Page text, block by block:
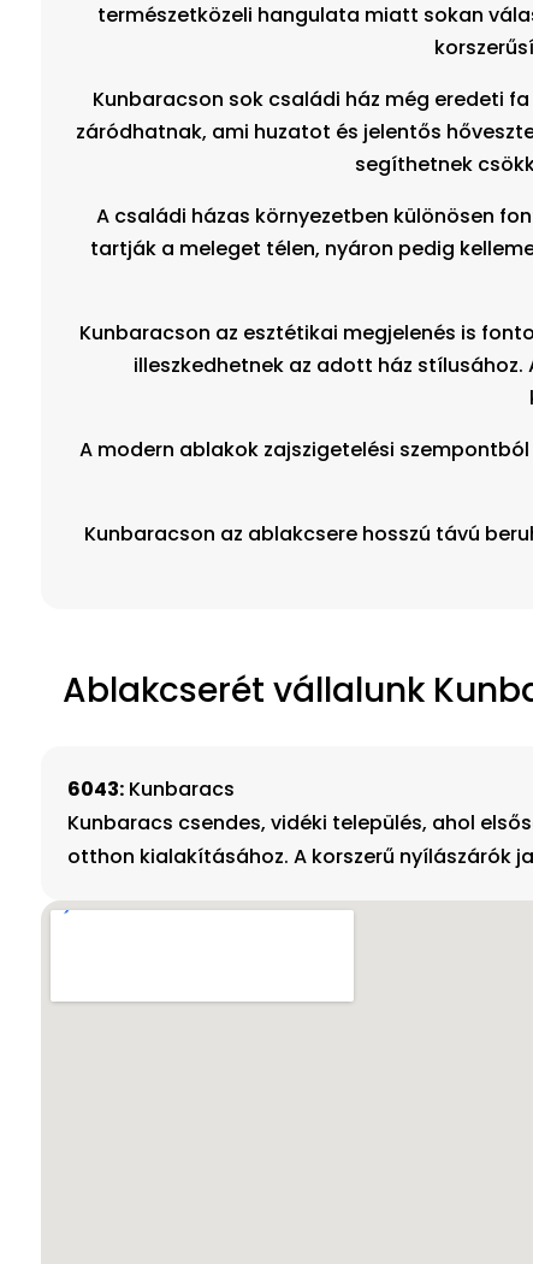
természetközeli hangulata miatt sokan
Kunbaracson sok családi ház még eredeti
záródhatnak, ami huzatot és jelentős
segíthetnek
A családi házas környezetben különösen
tartják a meleget télen, nyáron pedig
Kunbaracson az esztétikai megjelenés is
illeszkedhetnek az adott ház
A modern ablakok zajszigetelési
Kunbaracson az ablakcsere hosszú távú
Ablakcserét vállalunk
6043:Kunbaracs
Kunbaracs csendes, vidéki település, ahol
otthon kialakításához. A korszerű nyílászárók